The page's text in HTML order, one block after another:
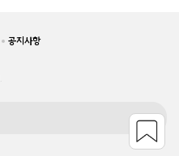
공지사항